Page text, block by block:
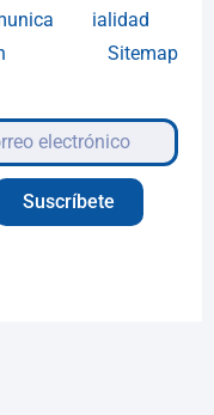
ialidad
Sitemap
Suscríbete